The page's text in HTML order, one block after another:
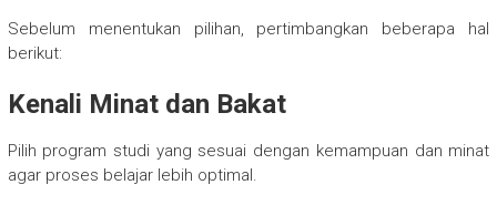
Sebelum menentukan pilihan, pertimbangkan beberapa hal
berikut:
Kenali Minat dan Bakat
Pilih program studi yang sesuai dengan kemampuan dan minat
agar proses belajar lebih optimal.